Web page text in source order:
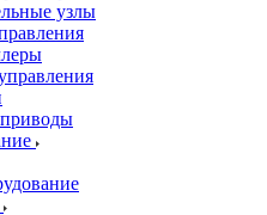
узлы